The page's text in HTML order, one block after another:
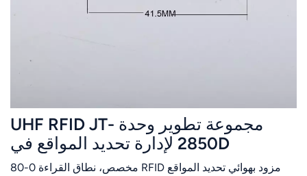
مجموعة تطوير وحدة UHF RFID JT-
2850D لإدارة تحديد المواقع في
الدراجات الكهربائية
مزود بهوائي تحديد المواقع RFID مخصص، نطاق القراءة 0-80